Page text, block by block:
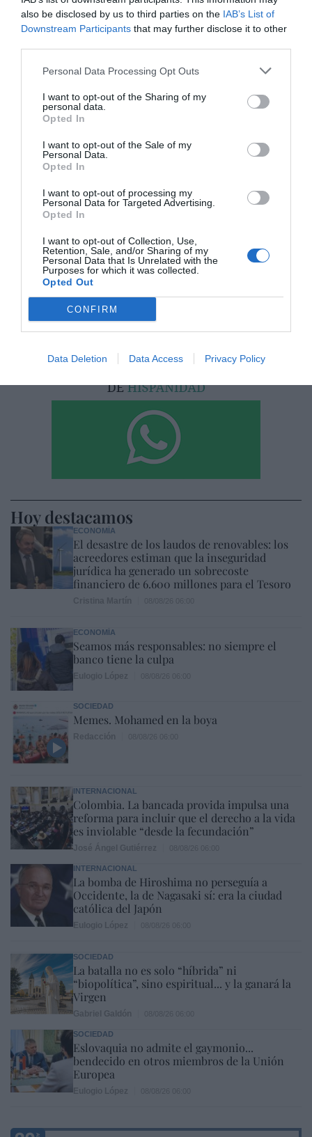
also be disclosed by us to third parties on the IAB’s List of
Downstream Participants that may further disclose it to other
Personal Data Processing Opt Outs
I want to opt-out of the Sharing of my
personal data.
Opted In
I want to opt-out of the Sale of my
Personal Data.
Opted In
I want to opt-out of processing my
Personal Data for Targeted Advertising.
Opted In
I want to opt-out of Collection, Use,
Retention, Sale, and/or Sharing of my
Personal Data that Is Unrelated with the
Purposes for which it was collected.
Opted Out
CONFIRM
Data Deletion Data Access Privacy Policy
¿Te ha interesado este artículo?
Suscríbete a nuestro newsletter y recibe cada dia
en tu correo lo más destacado de Hispanidad
Tu correo electrónico...
He leído y acepto lascondiciones legales
Hoy destacamos
ECONOMÍA
El desastre de los laudos de renovables: los
acreedores estiman que la inseguridad
jurídica ha generado un sobrecoste
financiero de 6.600 millones para el Tesoro
ECONOMÍA
Seamos más responsables: no siempre el
banco tiene la culpa
SOCIEDAD
Memes. Mohamed en la boya
INTERNACIONAL
Colombia. La bancada provida impulsa una
reforma para incluir que el derecho a la vida
es inviolable “desde la fecundación”
INTERNACIONAL
La bomba de Hiroshima no perseguía a
Occidente, la de Nagasaki sí: era la ciudad
católica del Japón
SOCIEDAD
La batalla no es solo “híbrida” ni
“biopolítica”, sino espiritual... y la ganará la
Virgen
SOCIEDAD
Eslovaquia no admite el gaymonio...
bendecido en otros miembros de la Unión
Europea